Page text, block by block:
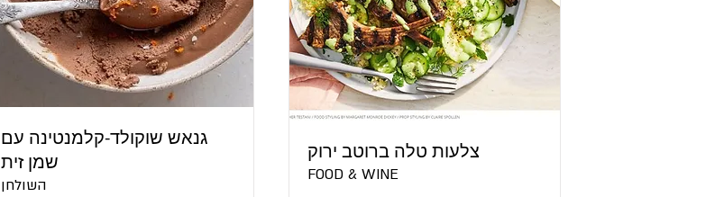
גנאש שוקולד-קלמנטינה עם
שמן זית
השולחן
צלעות טלה ברוטב ירוק
FOOD & WINE